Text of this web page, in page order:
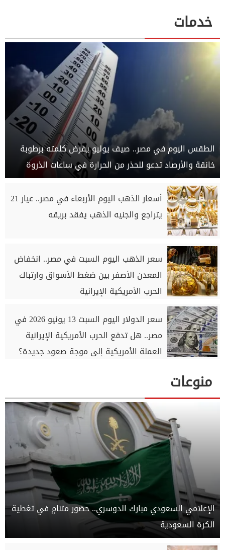
خدمات
الطقس اليوم في مصر.. صيف يوليو يفرض كلمته برطوبة
خانقة والأرصاد تدعو للحذر من الحرارة في ساعات الذروة
أسعار الذهب اليوم الأربعاء في مصر.. عيار 21
يتراجع والجنيه الذهب يفقد بريقه
سعر الذهب اليوم السبت في مصر.. انخفاض
المعدن الأصفر بين ضغط الأسواق وارتباك
الحرب الأمريكية الإيرانية
سعر الدولار اليوم السبت 13 يونيو 2026 في
مصر.. هل تدفع الحرب الأمريكية الإيرانية
العملة الأمريكية إلى موجة صعود جديدة؟
منوعات
الإعلامي السعودي مبارك الدوسري.. حضور متنامٍ في تغطية
الكرة السعودية